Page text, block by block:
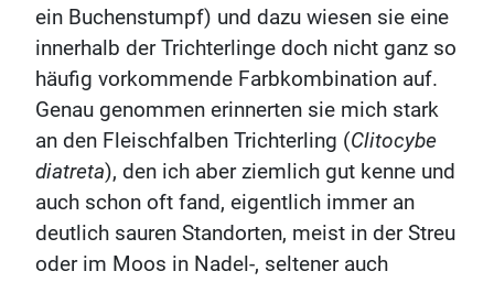
ein Buchenstumpf) und dazu wiesen sie eine
innerhalb der Trichterlinge doch nicht ganz so
häufig vorkommende Farbkombination auf.
Genau genommen erinnerten sie mich stark
an den Fleischfalben Trichterling (Clitocybe
diatreta), den ich aber ziemlich gut kenne und
auch schon oft fand, eigentlich immer an
deutlich sauren Standorten, meist in der Streu
oder im Moos in Nadel-, seltener auch